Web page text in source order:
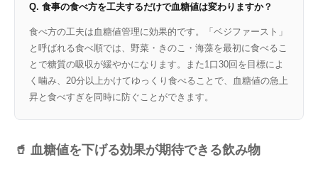
Q. 食事の食べ方を工夫するだけで血糖値は変わりますか？
食べ方の工夫は血糖値管理に効果的です。「ベジファースト」
と呼ばれる食べ順では、野菜・きのこ・海藻を最初に食べるこ
とで糖質の吸収が緩やかになります。また1口30回を目標によ
く噛み、20分以上かけてゆっくり食べることで、血糖値の急上
昇と食べすぎを同時に防ぐことができます。
🥤 血糖値を下げる効果が期待できる飲み物